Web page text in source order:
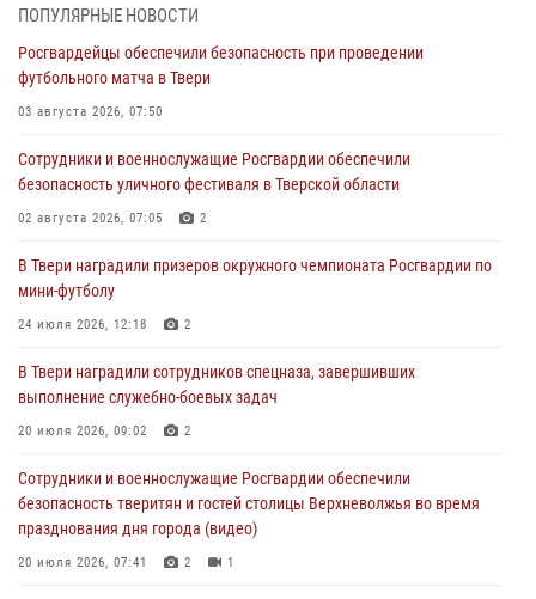
31 июля 2026, 05:42 4
Росгвардейцы в Твери приняли участие в молебне, посвященном
Дню Крещения Руси
28 июля 2026, 11:30
Сотрудники вневедомственной охраны совершили 250 выездов и
пресекли 20 правонарушений за неделю в Тверской области
27 июля 2026, 08:29
В Твери наградили призеров окружного чемпионата Росгвардии по
мини-футболу
24 июля 2026, 12:18 2
Росгвардейцы оказали помощь водителю на дороге в городе Кашин
22 июля 2026, 08:35
ПОПУЛЯРНЫЕ НОВОСТИ
Росгвардейцы обеспечили безопасность при проведении
футбольного матча в Твери
03 августа 2026, 07:50
Сотрудники и военнослужащие Росгвардии обеспечили
безопасность уличного фестиваля в Тверской области
02 августа 2026, 07:05 2
В Твери наградили призеров окружного чемпионата Росгвардии по
мини-футболу
24 июля 2026, 12:18 2
В Твери наградили сотрудников спецназа, завершивших
выполнение служебно-боевых задач
20 июля 2026, 09:02 2
Сотрудники и военнослужащие Росгвардии обеспечили
безопасность тверитян и гостей столицы Верхневолжья во время
празднования дня города (видео)
20 июля 2026, 07:41 2 1